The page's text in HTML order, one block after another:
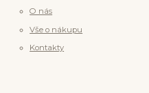
O nás
Vše o nákupu
Kontakty